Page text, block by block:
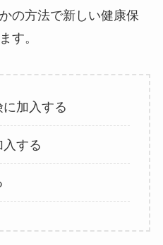
の方法で新しい健康保
す。
加入する
する